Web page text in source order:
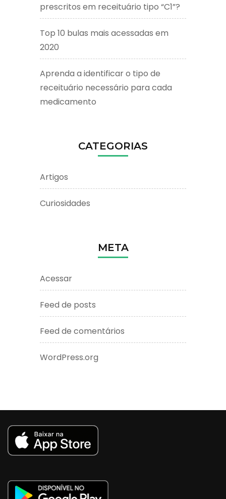
prescritos em receituário tipo “C1”?
Top 10 bulas mais acessadas em
2020
Aprenda a identificar o tipo de
receituário necessário para cada
medicamento
CATEGORIAS
Artigos
Curiosidades
META
Acessar
Feed de posts
Feed de comentários
WordPress.org